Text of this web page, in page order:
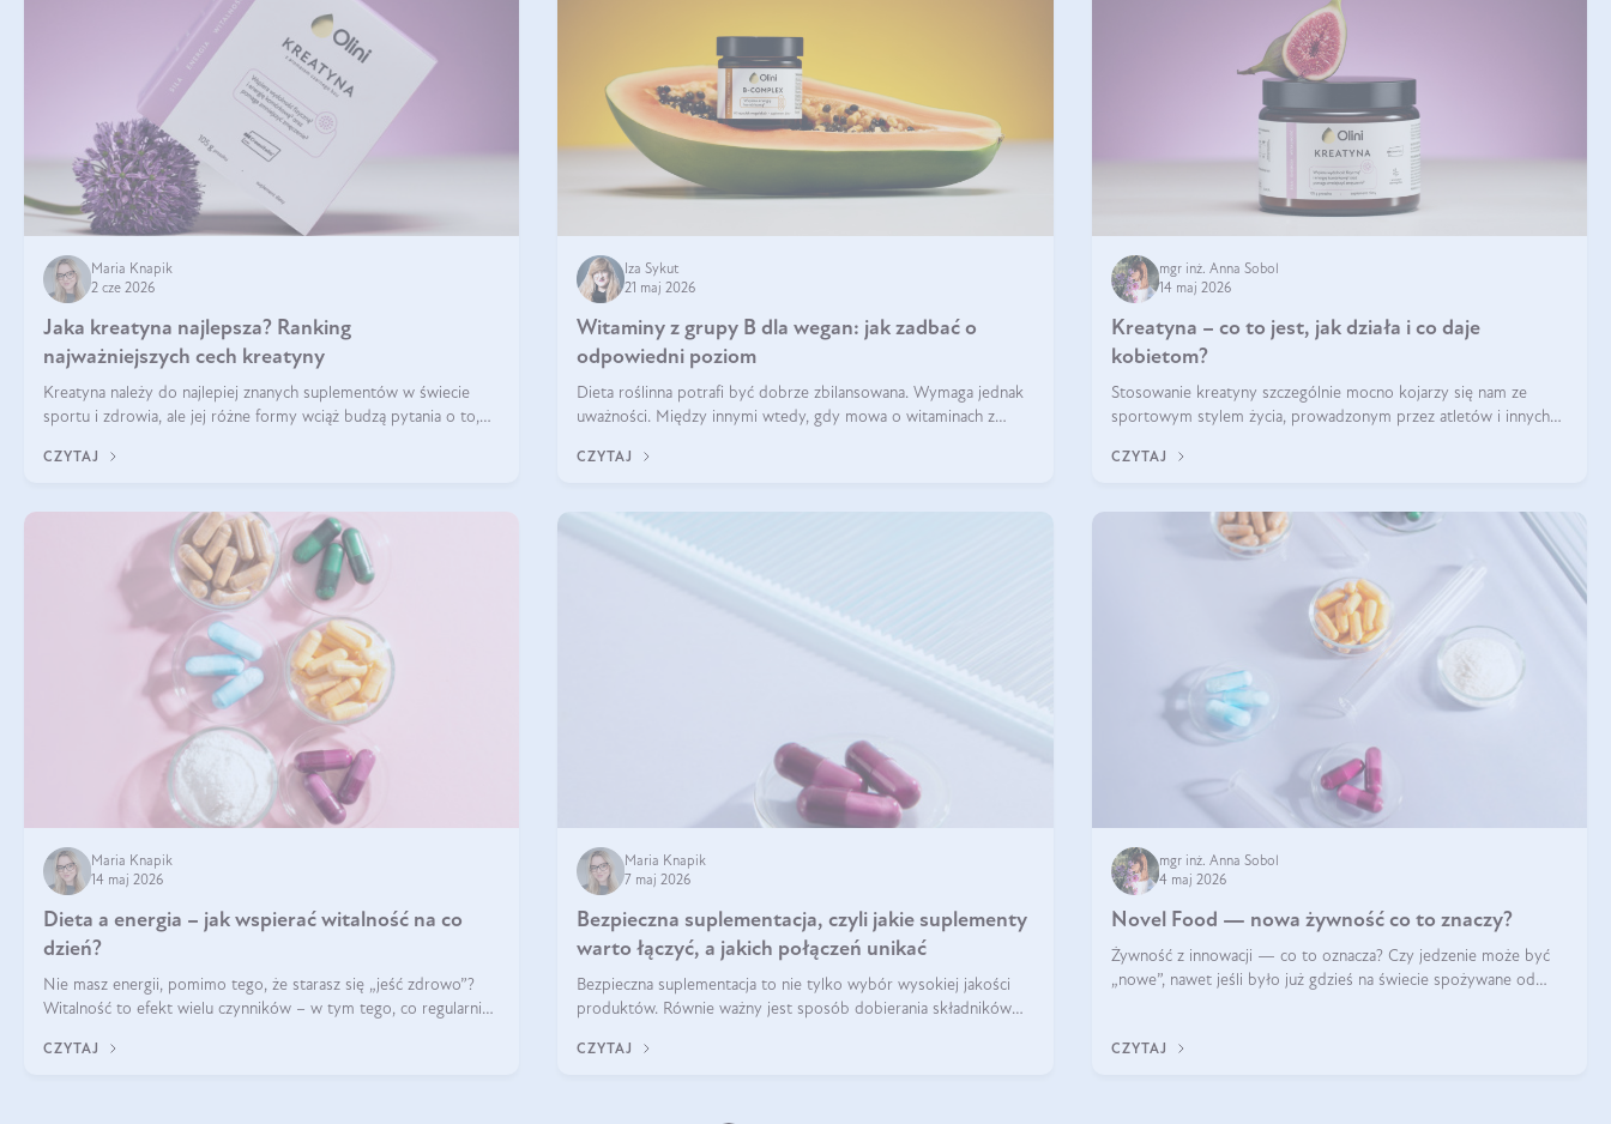
Maria Knapik
2 cze 2026
Jaka kreatyna najlepsza? Ranking
najważniejszych cech kreatyny
Kreatyna należy do najlepiej znanych suplementów w świecie
sportu i zdrowia, ale jej różne formy wciąż budzą pytania o to,
przyglądamy się temu, jaka forma kreatyny jest najlepsza.
CZYTAJ
Iza Sykut
21 maj 2026
Witaminy z grupy B dla wegan: jak zadbać o
odpowiedni poziom
Dieta roślinna potrafi być dobrze zbilansowana. Wymaga jednak
uważności. Między innymi wtedy, gdy mowa o witaminach z
naczyń połączonych.
CZYTAJ
mgr inż. Anna Sobol
14 maj 2026
Kreatyna – co to jest, jak działa i co daje
kobietom?
Stosowanie kreatyny szczególnie mocno kojarzy się nam ze
sportowym stylem życia, prowadzonym przez atletów i innych
ten naturalny metabolit aminokwasów poprawia wydolność i
CZYTAJ
Maria Knapik
14 maj 2026
Dieta a energia – jak wspierać witalność na co
dzień?
Nie masz energii, pomimo tego, że starasz się „jeść zdrowo”?
Witalność to efekt wielu czynników – w tym tego, co regularnie
się w zależności od osoby
CZYTAJ
Maria Knapik
7 maj 2026
Bezpieczna suplementacja, czyli jakie suplementy
warto łączyć, a jakich połączeń unikać
Bezpieczna suplementacja to nie tylko wybór wysokiej jakości
produktów. Równie ważny jest sposób dobierania składników
łączyć suplementy diety? Poznaj nasze wskazówki.
CZYTAJ
mgr inż. Anna Sobol
4 maj 2026
Novel Food — nowa żywność co to znaczy?
Żywność z innowacji — co to oznacza? Czy jedzenie może być
„nowe”, nawet jeśli było już gdzieś na świecie spożywane od
poznasz definicję n
CZYTAJ